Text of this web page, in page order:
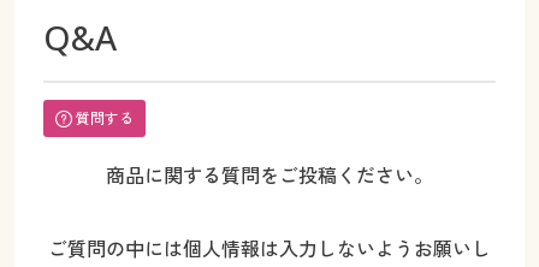
Q&A
質問する
商品に関する質問をご投稿ください。
ご質問の中には個人情報は入力しないようお願いし